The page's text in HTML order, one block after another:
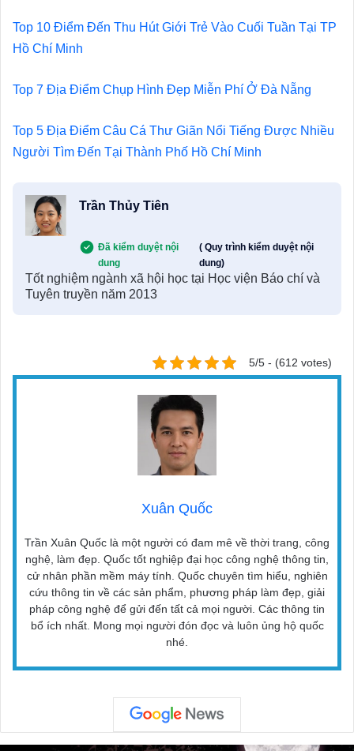
Top 10 Điểm Đến Thu Hút Giới Trẻ Vào Cuối Tuần Tại TP
Hồ Chí Minh
Top 7 Địa Điểm Chụp Hình Đẹp Miễn Phí Ở Đà Nẵng
Top 5 Địa Điểm Câu Cá Thư Giãn Nổi Tiếng Được Nhiều
Người Tìm Đến Tại Thành Phố Hồ Chí Minh
Trần Thủy Tiên
Đã kiểm duyệt nội
dung
( Quy trình kiểm duyệt nội
dung)
Tốt nghiệm ngành xã hội học tại Học viện Báo chí và
Tuyên truyền năm 2013
5/5 - (612 votes)
Xuân Quốc
Trần Xuân Quốc là một người có đam mê về thời trang, công
nghệ, làm đẹp. Quốc tốt nghiệp đại học công nghệ thông tin,
cử nhân phần mềm máy tính. Quốc chuyên tìm hiểu, nghiên
cứu thông tin về các sản phẩm, phương pháp làm đẹp, giải
pháp công nghệ để gửi đến tất cả mọi người. Các thông tin
bổ ích nhất. Mong mọi người đón đọc và luôn ủng hộ quốc
nhé.